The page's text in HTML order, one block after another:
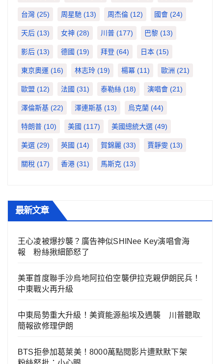
台灣 (25) 周星馳 (13) 周杰倫 (12) 國會 (24)
天后 (13) 女神 (28) 川普 (177) 巴黎 (13)
影后 (13) 德國 (19) 拜登 (64) 日本 (15)
東京奧運 (16) 林志玲 (19) 楊冪 (11) 歐洲 (21)
歐盟 (12) 法國 (31) 泰勒絲 (18) 演唱會 (21)
澤倫斯基 (22) 澤連斯基 (13) 烏克蘭 (44)
特朗普 (10) 美國 (117) 美國總統大選 (49)
美選 (29) 英國 (14) 賀錦麗 (33) 賈靜雯 (13)
關稅 (17) 香港 (31) 馬斯克 (13)
最新文章
王心凌被爆抄襲？廣告神似SHINee Key演唱會海
報 粉絲揪細節怒了
美軍首度聯手沙烏地阿拉伯空襲伊拉克親伊朗民兵！
中東戰火再升級
中東局勢重大升級！美資能源船埃及遇襲 川普聽取
簡報欲修理伊朗
BTS拒參加葛萊美！8000萬點閱影片遭默默下架